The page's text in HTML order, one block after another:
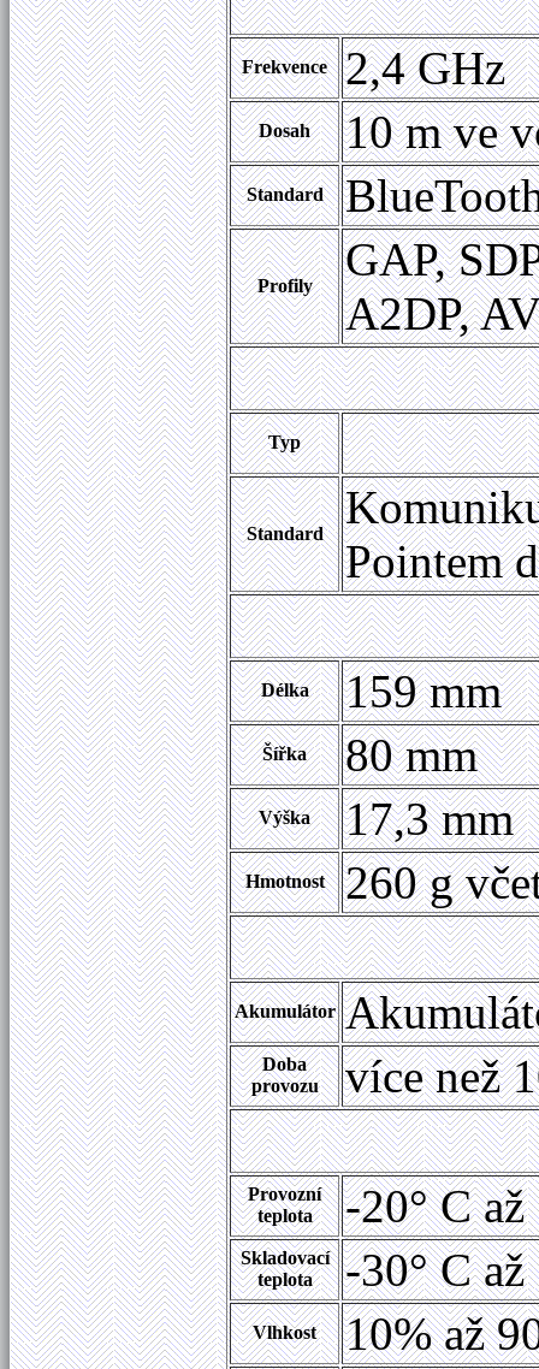
Frekvence 2,4 GHz
Dosah 10 m ve
Standard
Profily
GAP,
A2DP,
Typ
Standard
Pointem
Délka 159 mm
Šířka 80 mm
Výška 17,3 mm
Hmotnost 260 g
Akumulátor
Doba
provozu
více než
Provozní
teplota
-20° C
Skladovací
teplota
-30° C až
Vlhkost 10% až